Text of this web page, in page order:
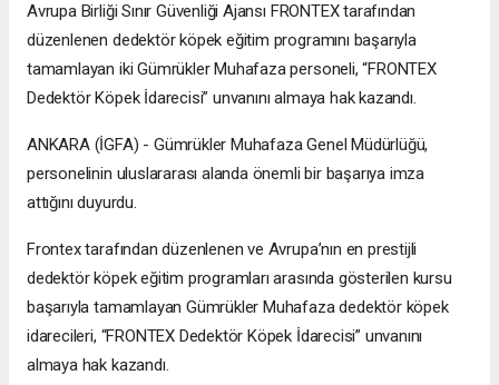
Avrupa Birliği Sınır Güvenliği Ajansı FRONTEX tarafından
düzenlenen dedektör köpek eğitim programını başarıyla
tamamlayan iki Gümrükler Muhafaza personeli, “FRONTEX
Dedektör Köpek İdarecisi” unvanını almaya hak kazandı.
ANKARA (İGFA) - Gümrükler Muhafaza Genel Müdürlüğü,
personelinin uluslararası alanda önemli bir başarıya imza
attığını duyurdu.
Frontex tarafından düzenlenen ve Avrupa’nın en prestijli
dedektör köpek eğitim programları arasında gösterilen kursu
başarıyla tamamlayan Gümrükler Muhafaza dedektör köpek
idarecileri, “FRONTEX Dedektör Köpek İdarecisi” unvanını
almaya hak kazandı.